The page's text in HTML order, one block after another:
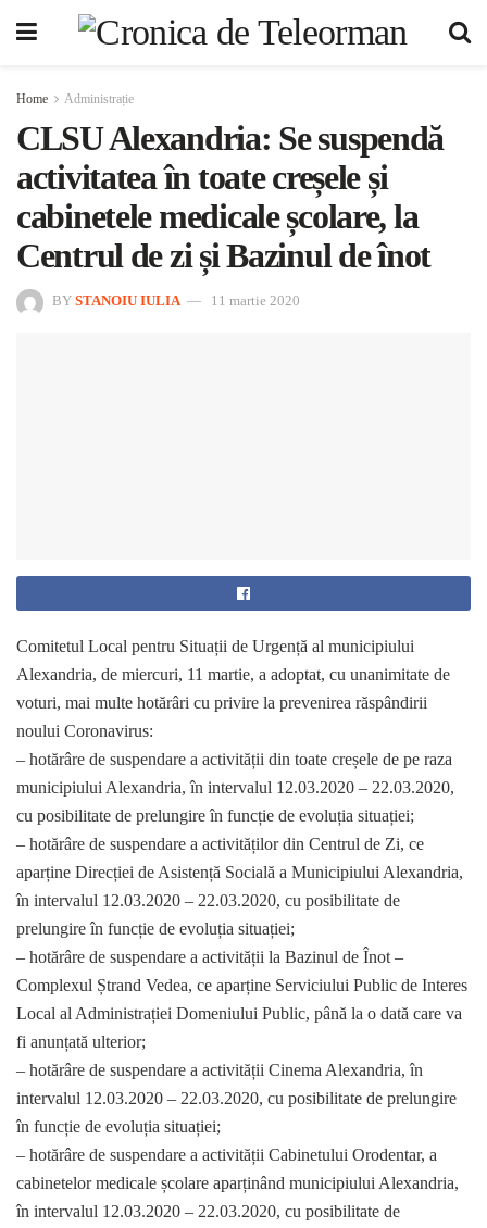
Home Administrație
CLSU Alexandria: Se suspendă
activitatea în toate creșele și
cabinetele medicale școlare, la
Centrul de zi și Bazinul de înot
BY STANOIU IULIA 11 martie 2020
Comitetul Local pentru Situații de Urgență al municipiului
Alexandria, de miercuri, 11 martie, a adoptat, cu unanimitate de
voturi, mai multe hotărâri cu privire la prevenirea răspândirii
noului Coronavirus:
– hotărâre de suspendare a activității din toate creșele de pe raza
municipiului Alexandria, în intervalul 12.03.2020 – 22.03.2020,
cu posibilitate de prelungire în funcție de evoluția situației;
– hotărâre de suspendare a activităților din Centrul de Zi, ce
aparține Direcției de Asistență Socială a Municipiului Alexandria,
în intervalul 12.03.2020 – 22.03.2020, cu posibilitate de
prelungire în funcție de evoluția situației;
– hotărâre de suspendare a activității la Bazinul de Înot –
Complexul Ștrand Vedea, ce aparține Serviciului Public de Interes
Local al Administrației Domeniului Public, până la o dată care va
fi anunțată ulterior;
– hotărâre de suspendare a activității Cinema Alexandria, în
intervalul 12.03.2020 – 22.03.2020, cu posibilitate de prelungire
în funcție de evoluția situației;
– hotărâre de suspendare a activității Cabinetului Orodentar, a
cabinetelor medicale școlare aparținând municipiului Alexandria,
în intervalul 12.03.2020 – 22.03.2020, cu posibilitate de